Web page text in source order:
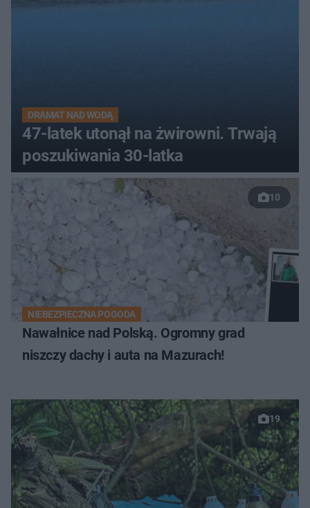
DRAMAT NAD WODĄ
47-latek utonął na żwirowni. Trwają
poszukiwania 30-latka
10
NIEBEZPIECZNA POGODA
Nawałnice nad Polską. Ogromny grad
niszczy dachy i auta na Mazurach!
19